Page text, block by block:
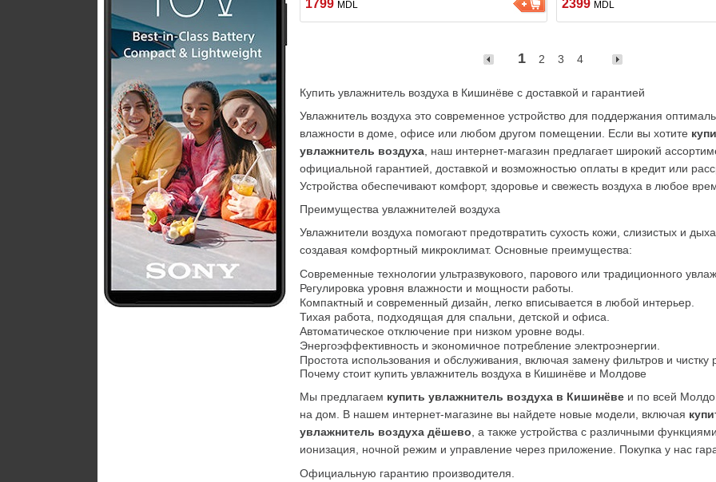
1799 MDL 2399 MDL
1 2 3 4
Купить увлажнитель воздуха в Кишинёве с доставкой и гарантией
Увлажнитель воздуха это современное устройство для поддержания
влажности в доме, офисе или любом другом помещении. Если вы хотите
увлажнитель воздуха , наш интернет-магазин предлагает широкий
официальной гарантией, доставкой и возможностью оплаты в кредит или
Устройства обеспечивают комфорт, здоровье и свежесть воздуха в любое
Преимущества увлажнителей воздуха
Увлажнители воздуха помогают предотвратить сухость кожи, слизистых и
создавая комфортный микроклимат. Основные преимущества:
Современные технологии ультразвукового, парового или традиционного
Регулировка уровня влажности и мощности работы.
Компактный и современный дизайн, легко вписывается в любой интерьер.
Тихая работа, подходящая для спальни, детской и офиса.
Автоматическое отключение при низком уровне воды.
Энергоэффективность и экономичное потребление электроэнергии.
Простота использования и обслуживания, включая замену фильтров и чистку
Почему стоит купить увлажнитель воздуха в Кишинёве и Молдове
Мы предлагаем купить увлажнитель воздуха в Кишинёве и по всей
на дом. В нашем интернет-магазине вы найдете новые модели, включая
увлажнитель воздуха дёшево , а также устройства с различными
ионизация, ночной режим и управление через приложение. Покупка у нас
Официальную гарантию производителя.